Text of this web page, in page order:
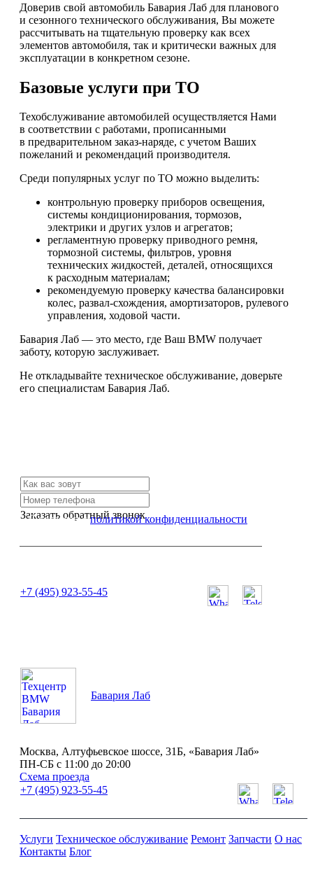
Доверив свой автомобиль Бавария Лаб для планового
и сезонного технического обслуживания, Вы можете
рассчитывать на тщательную проверку как всех
элементов автомобиля, так и критически важных для
эксплуатации в конкретном сезоне.
Базовые услуги при ТО
Техобслуживание автомобилей осуществляется Нами
в соответствии с работами, прописанными
в предварительном заказ-наряде, с учетом Ваших
пожеланий и рекомендаций производителя.
Среди популярных услуг по ТО можно выделить:
контрольную проверку приборов освещения,
системы кондиционирования, тормозов,
электрики и других узлов и агрегатов;
регламентную проверку приводного ремня,
тормозной системы, фильтров, уровня
технических жидкостей, деталей, относящихся
к расходным материалам;
рекомендуемую проверку качества балансировки
колес, развал-схождения, амортизаторов, рулевого
управления, ходовой части.
Бавария Лаб — это место, где Ваш BMW получает
заботу, которую заслуживает.
Не откладывайте техническое обслуживание, доверьте
его специалистам Бавария Лаб.
Заказать обратный звонок
Я согласен сполитикой конфиденциальности
+7 (495) 923-55-45
Бавария Лаб
Москва, Алтуфьевское шоссе, 31Б, «Бавария Лаб»
ПН-СБ с 11:00 до 20:00
Схема проезда
+7 (495) 923-55-45
Услуги Техническое обслуживание Ремонт Запчасти О нас
Контакты Блог